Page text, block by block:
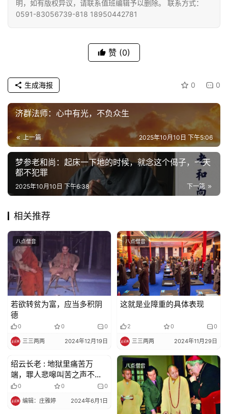
专
题
慈
善
教
人
物
寺
院
巡
礼
视
频
纪
录
佛
教
术
政
策
登录 注册
明，如有版权异议，请联系值班编辑予以删除。 联系方式：
0591-83056739-818 18950442781
赞 (0)
0 0
生成海报
济群法师：心中有光，不负众生
上一篇 2025年10月10日 下午5:06
梦参老和尚：起床一下地的时候，就念这个偈子，一天
都不犯罪
下一篇
2025年10月10日 下午6:38
相关推荐
八点僧音
若欲转贫为富，应当多积阴
德
0 0 0
三三两两 2024年12月19日
八点僧音
这就是业障重的具体表现
2 0 0
三三两两 2024年11月29日
八点僧音
绍云长老 : 地狱里痛苦万
端，罪人悲嗥叫苦之声不绝
于耳
0 0 0
编辑：庄雅婷 2024年6月1日
八点僧音